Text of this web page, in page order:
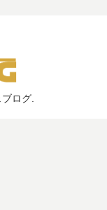
ログ.